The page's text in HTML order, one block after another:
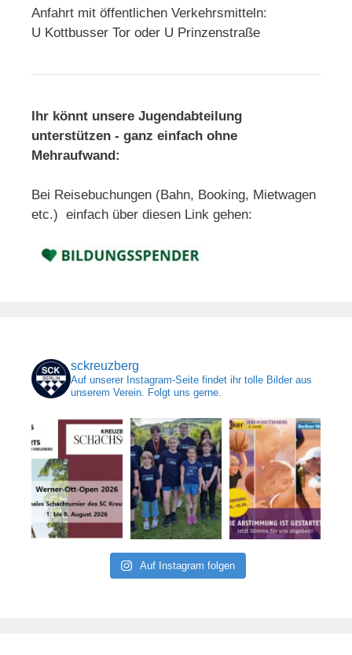
Anfahrt mit öffentlichen Verkehrsmitteln:
U Kottbusser Tor oder U Prinzenstraße
Ihr könnt unsere Jugendabteilung
unterstützen - ganz einfach ohne
Mehraufwand:
Bei Reisebuchungen (Bahn, Booking, Mietwagen
etc.) einfach über diesen Link gehen:
sckreuzberg
Auf unserer Instagram-Seite findet ihr tolle Bilder aus
unserem Verein. Folgt uns gerne.
Auf Instagram folgen